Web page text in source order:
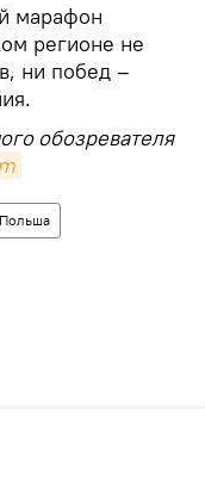
марафон
регионе не
ни побед –
обозревателя
Польша